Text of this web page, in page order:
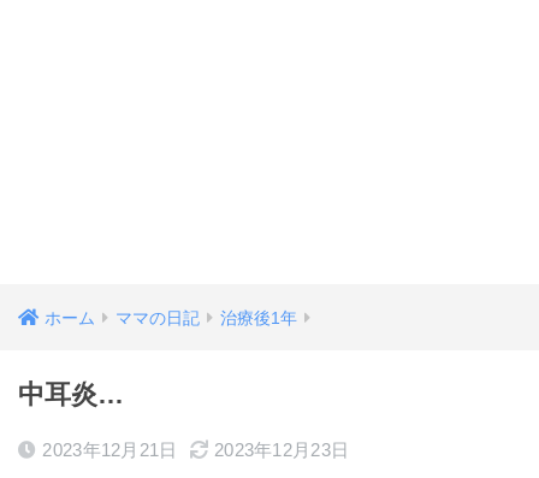
ホーム ママの日記 治療後1年
中耳炎…
2023年12月21日 2023年12月23日